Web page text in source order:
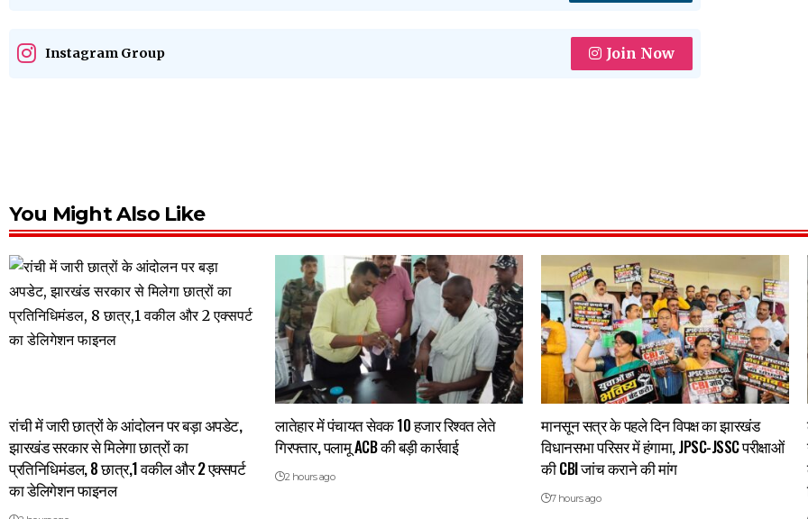
Instagram Group Join Now
You Might Also Like
रांची में जारी छात्रों के आंदोलन पर बड़ा अपडेट,
झारखंड सरकार से मिलेगा छात्रों का
प्रतिनिधिमंडल, 8 छात्र,1 वकील और 2 एक्सपर्ट
का डेलिगेशन फाइनल
लातेहार में पंचायत सेवक 10 हजार रिश्वत लेते
गिरफ्तार, पलामू ACB की बड़ी कार्रवाई
2 hours ago
मानसून सत्र के पहले दिन विपक्ष का झारखंड
विधानसभा परिसर में हंगामा, JPSC-JSSC परीक्षाओं
की CBI जांच कराने की मांग
7 hours ago